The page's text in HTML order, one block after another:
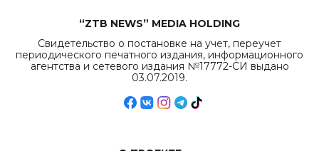
“ZTB NEWS” MEDIA HOLDING
Свидетельство о постановке на учет, переучет
периодического печатного издания, информационного
агентства и сетевого издания №17772-СИ выдано
03.07.2019.